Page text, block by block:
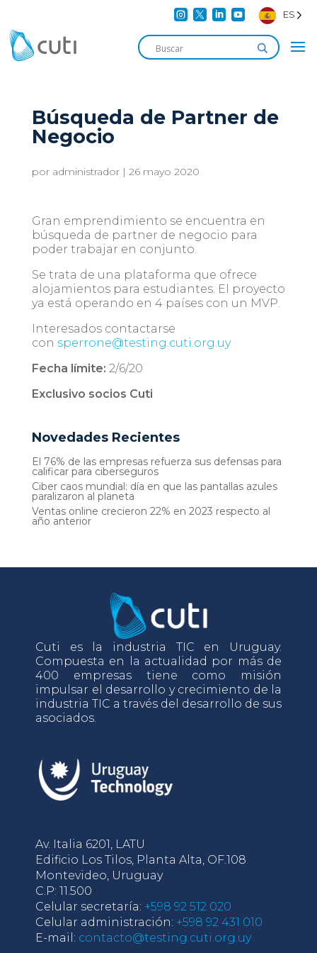
    ES
Búsqueda de Partner de
Negocio
por administrador| 26 mayo 2020
Gran emprendimiento se encuentra en
búsqueda de partner de negocio para
poder trabajar en conjunto.
Se trata de una plataforma que ofrece
alojamientos para estudiantes. El proyecto
ya está operando en 4 países con un MVP.
Interesados contactarse
con sperrone@testing.cuti.org.uy
Fecha límite: 2/6/20
Exclusivo socios Cuti
Novedades Recientes
El 76% de las empresas refuerza sus defensas para
calificar para ciberseguros
Ciber caos mundial: día en que las pantallas azules
paralizaron al planeta
Ventas online crecieron 22% en 2023 respecto al
año anterior
Cuti es la industria TIC en Uruguay.
Compuesta en la actualidad por más de
400 empresas tiene como misión
impulsar el desarrollo y crecimiento de la
industria TIC a través del desarrollo de sus
asociados.
Av. Italia 6201, LATU
Edificio Los Tilos, Planta Alta, OF.108
Montevideo, Uruguay
C.P: 11.500
Celular secretaría: +598 92 512 020
Celular administración: +598 92 431 010
E-mail: contacto@testing.cuti.org.uy